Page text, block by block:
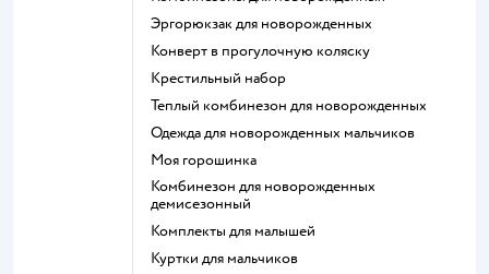
Эргорюкзак для новорожденных
Конверт в прогулочную коляску
Крестильный набор
Теплый комбинезон для новорожденных
Одежда для новорожденных мальчиков
Моя горошинка
Комбинезон для новорожденных
демисезонный
Комплекты для малышей
Куртки для мальчиков